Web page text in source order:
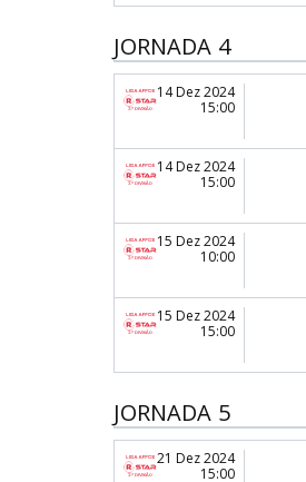
JORNADA 4
14 Dez 2024
15:00
14 Dez 2024
15:00
15 Dez 2024
10:00
15 Dez 2024
15:00
JORNADA 5
21 Dez 2024
15:00